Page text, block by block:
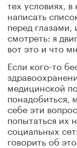
тех условиях,
написать
перед глазами,
смотреть: я
вот это и что
Если кого-то
медицинской
понадобиться,
себе эти
попытаться их
социальных
говорить об